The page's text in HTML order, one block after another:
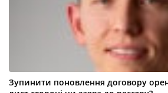
Зупинити поновлення договору